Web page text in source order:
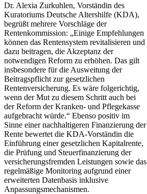
Dr. Alexia Zurkuhlen, Vorständin des
Kuratoriums Deutsche Altershilfe (KDA),
begrüßt mehrere Vorschläge der
Rentenkommission: „Einige Empfehlungen
können das Rentensystem revitalisieren und
dazu beitragen, die Akzeptanz der
notwendigen Reform zu erhöhen. Das gilt
insbesondere für die Ausweitung der
Beitragspflicht zur gesetzlichen
Rentenversicherung. Es wäre folgerichtig,
wenn der Mut zu diesem Schritt auch bei
der Reform der Kranken- und Pflegekasse
aufgebracht würde.“ Ebenso positiv im
Sinne einer nachhaltigeren Finanzierung der
Rente bewertet die KDA-Vorständin die
Einführung einer gesetzlichen Kapitalrente,
die Prüfung und Steuerfinanzierung der
versicherungsfremden Leistungen sowie das
regelmäßige Monitoring aufgrund einer
erweiterten Datenbasis inklusive
Anpassungsmechanismen.